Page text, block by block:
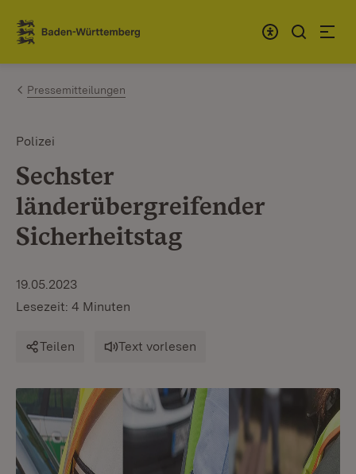
Zum Inhalt springen
Link zur Startseite
Pressemitteilungen
Polizei
Sechster
länderübergreifender
Sicherheitstag
19.05.2023
Lesezeit: 4 Minuten
Teilen Text vorlesen